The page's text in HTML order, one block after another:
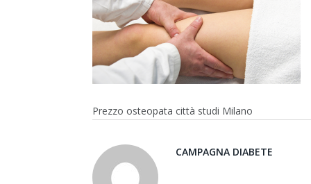
Prezzo osteopata città studi Milano
CAMPAGNA DIABETE